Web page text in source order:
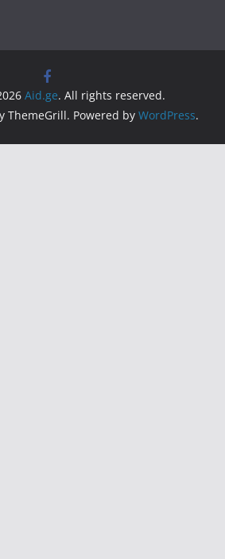
Aid.ge. All rights reserved.
ThemeGrill. Powered by WordPress.